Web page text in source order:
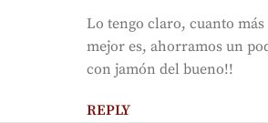
Lo tengo claro, cuanto más
mejor es, ahorramos un
con jamón del bueno!!
REPLY